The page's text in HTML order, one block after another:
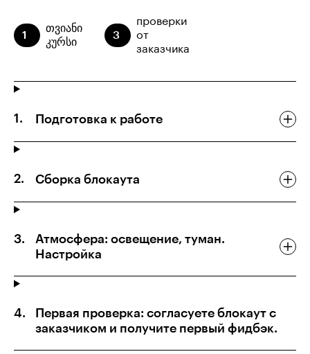
1
თვიანი
კურსი
3
проверки
от
заказчика
Подготовка к работе
Сборка блокаута
Атмосфера: освещение, туман.
Настройка
Первая проверка: согласуете блокаут с
заказчиком и получите первый фидбэк.